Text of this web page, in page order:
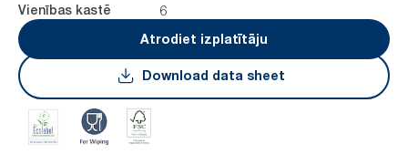
Vienības kastē
6
Atrodiet izplatītāju
Download data sheet